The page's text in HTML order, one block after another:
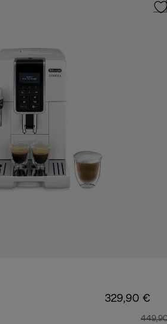
329,90 €